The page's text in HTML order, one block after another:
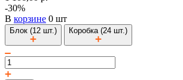
-30%
В корзине 0 шт
Блок (12 шт.) Коробка (24 шт.)